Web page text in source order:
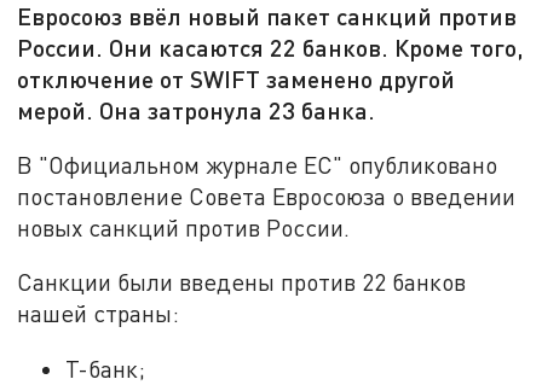
Евросоюз ввёл новый пакет санкций против
России. Они касаются 22 банков. Кроме того,
отключение от SWIFT заменено другой
мерой. Она затронула 23 банка.
В "Официальном журнале ЕС" опубликовано
постановление Совета Евросоюза о введении
новых санкций против России.
Санкции были введены против 22 банков
нашей страны:
Т-банк;